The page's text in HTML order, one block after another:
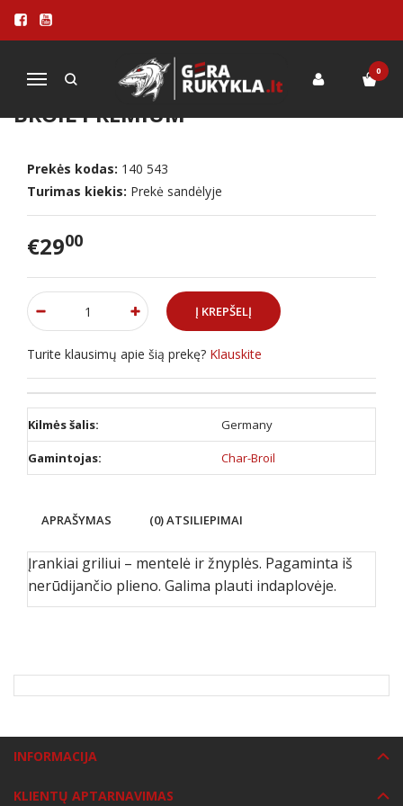
Navigacija
0
Pagrindinis
2 Įrankių komplektas Char-Broil Premium
2 ĮRANKIŲ KOMPLEKTAS CHAR-
BROIL PREMIUM
Prekės kodas: 140 543
Turimas kiekis: Prekė sandėlyje
€2900
Turite klausimų apie šią prekę? Klauskite
Kilmės šalis: Germany
Gamintojas: Char-Broil
APRAŠYMAS (0) ATSILIEPIMAI
Įrankiai griliui – mentelė ir žnyplės. Pagaminta iš
nerūdijančio plieno. Galima plauti indaplovėje.
INFORMACIJA
KLIENTŲ APTARNAVIMAS